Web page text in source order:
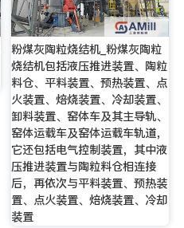
粉煤灰陶粒烧结机_粉煤灰陶粒
烧结机包括液压推进装置、陶粒
料仓、平料装置、预热装置、点
火装置、焙烧装置、冷却装置、
卸料装置、窑体车及其主导轨、
窑体运载车及窑体运载车轨道，
它还包括电气控制装置，其中液
压推进装置与陶粒料仓相连接
后，再依次与平料装置、预热装
置、点火装置、焙烧装置、冷却
装置